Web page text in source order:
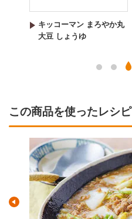
キッコーマン まろやか丸
大豆 しょうゆ
この商品を使ったレシピ